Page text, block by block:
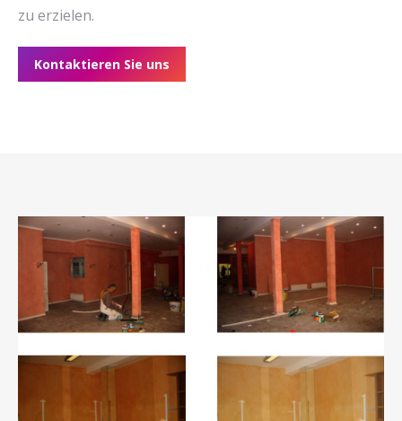
zu erzielen.
Kontaktieren Sie uns